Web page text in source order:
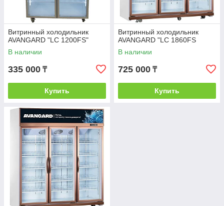
Витринный холодильник
AVANGARD "LC 1200FS"
В наличии
335 000 ₸
Купить
Витринный холодильник
AVANGARD "LC 1860FS
В наличии
725 000 ₸
Купить